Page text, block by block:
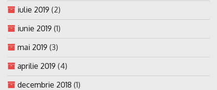
iulie 2019 (2)
iunie 2019 (1)
mai 2019 (3)
aprilie 2019 (4)
decembrie 2018 (1)